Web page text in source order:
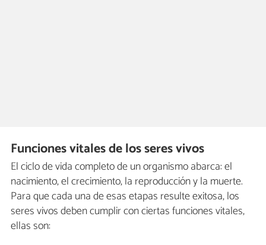
Funciones vitales de los seres vivos
El ciclo de vida completo de un organismo abarca: el
nacimiento, el crecimiento, la reproducción y la muerte.
Para que cada una de esas etapas resulte exitosa, los
seres vivos deben cumplir con ciertas funciones vitales,
ellas son: